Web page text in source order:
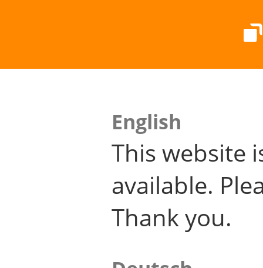
English
This website
available.
Thank you.